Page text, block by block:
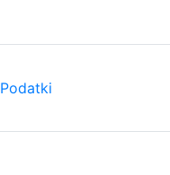
Podatki